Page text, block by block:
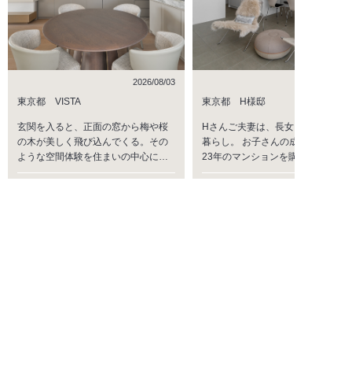
2026/08/03
東京都 VISTA
玄関を入ると、正面の窓から梅や桜
の木が美しく飛び込んでくる。その
ような空間体験を住まいの中心に…
東京都 H様邸
Hさんご夫妻は、長女・長男との4
暮らし。 お子さんの成長を機に、
23年のマンションを購入し…